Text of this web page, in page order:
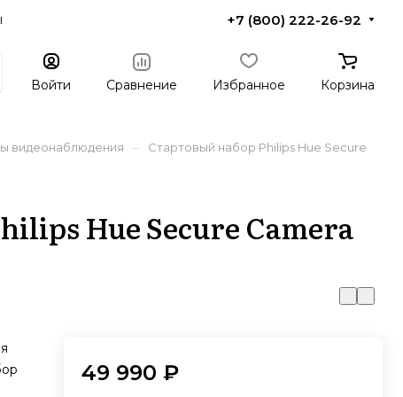
+7 (800) 222-26-92
Войти Сравнение Избранное Корзина
видеонаблюдения –
Стартовый набор Philips Hue Secure
Hue Secure Camera
49 990 ₽